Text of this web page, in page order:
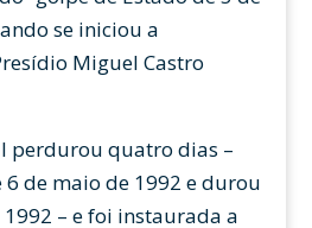
se iniciou a
Miguel Castro
perdurou quatro dias –
de maio de 1992 e durou
– e foi instaurada a